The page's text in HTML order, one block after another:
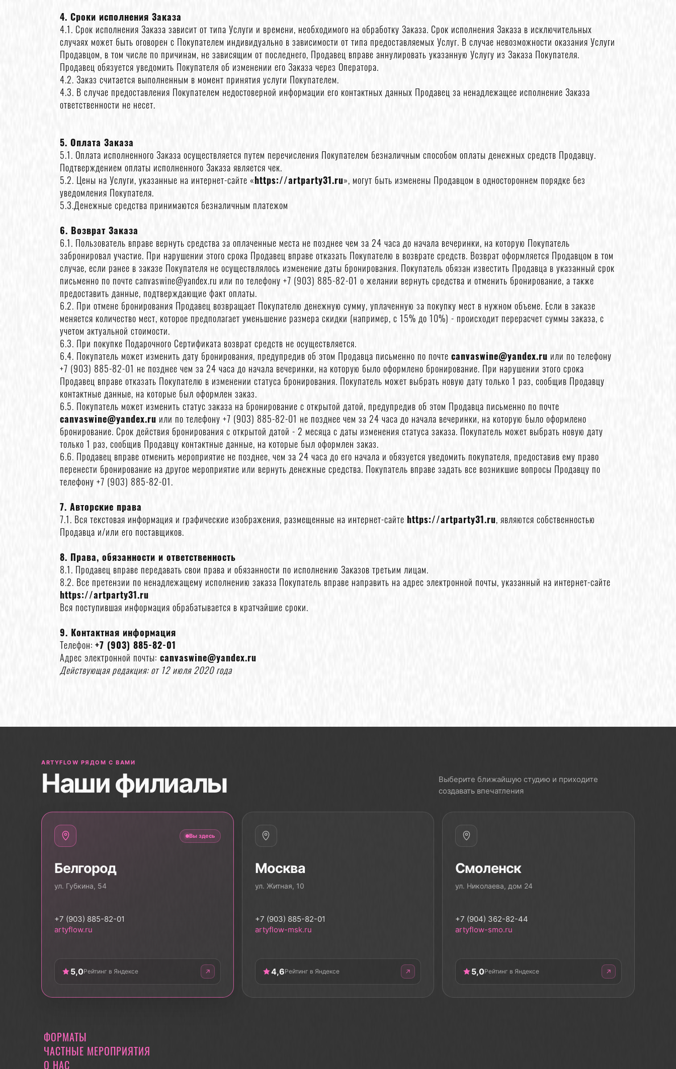
4. Сроки исполнения Заказа
4.1. Срок исполнения Заказа зависит от типа Услуги и времени, необходимого на обработку Заказа. Срок исполнения Заказа в исключительных
случаях может быть оговорен с Покупателем индивидуально в зависимости от типа предоставляемых Услуг. В случае невозможности оказания Услуги
Продавцом, в том числе по причинам, не зависящим от последнего, Продавец вправе аннулировать указанную Услугу из Заказа Покупателя.
Продавец обязуется уведомить Покупателя об изменении его Заказа через Оператора.
4.2. Заказ считается выполненным в момент принятия услуги Покупателем.
4.3. В случае предоставления Покупателем недостоверной информации его контактных данных Продавец за ненадлежащее исполнение Заказа
ответственности не несет.
5. Оплата Заказа
5.1. Оплата исполненного Заказа осуществляется путем перечисления Покупателем безналичным способом оплаты денежных средств Продавцу.
Подтверждением оплаты исполненного Заказа является чек.
5.2. Цены на Услуги, указанные на интернет-сайте «https://artparty31.ru», могут быть изменены Продавцом в одностороннем порядке без
уведомления Покупателя.
5.3.Денежные средства принимаются безналичным платежом
6. Возврат Заказа
6.1. Пользователь вправе вернуть средства за оплаченные места не позднее чем за 24 часа до начала вечеринки, на которую Покупатель
забронировал участие. При нарушении этого срока Продавец вправе отказать Покупателю в возврате средств. Возврат оформляется Продавцом в том
случае, если ранее в заказе Покупателя не осуществлялось изменение даты бронирования. Покупатель обязан известить Продавца в указанный срок
письменно по почте canvaswine@yandex.ru или по телефону +7 (903) 885-82-01 о желании вернуть средства и отменить бронирование, а также
предоставить данные, подтверждающие факт оплаты.
6.2. При отмене бронирования Продавец возвращает Покупателю денежную сумму, уплаченную за покупку мест в нужном объеме. Если в заказе
меняется количество мест, которое предполагает уменьшение размера скидки (например, с 15% до 10%) - происходит перерасчет суммы заказа, с
учетом актуальной стоимости.
6.3. При покупке Подарочного Сертификата возврат средств не осуществляется.
6.4. Покупатель может изменить дату бронирования, предупредив об этом Продавца письменно по почте canvaswine@yandex.ru или по телефону
+7 (903) 885-82-01 не позднее чем за 24 часа до начала вечеринки, на которую было оформлено бронирование. При нарушении этого срока
Продавец вправе отказать Покупателю в изменении статуса бронирования. Покупатель может выбрать новую дату только 1 раз, сообщив Продавцу
контактные данные, на которые был оформлен заказ.
6.5. Покупатель может изменить статус заказа на бронирование с открытой датой, предупредив об этом Продавца письменно по почте
canvaswine@yandex.ru или по телефону +7 (903) 885-82-01 не позднее чем за 24 часа до начала вечеринки, на которую было оформлено
бронирование. Срок действия бронирования с открытой датой - 2 месяца с даты изменения статуса заказа. Покупатель может выбрать новую дату
только 1 раз, сообщив Продавцу контактные данные, на которые был оформлен заказ.
6.6. Продавец вправе отменить мероприятие не позднее, чем за 24 часа до его начала и обязуется уведомить покупателя, предоставив ему право
перенести бронирование на другое мероприятие или вернуть денежные средства. Покупатель вправе задать все возникшие вопросы Продавцу по
телефону +7 (903) 885-82-01.
7. Авторские права
7.1. Вся текстовая информация и графические изображения, размещенные на интернет-сайте https://artparty31.ru, являются собственностью
Продавца и/или его поставщиков.
8. Права, обязанности и ответственность
8.1. Продавец вправе передавать свои права и обязанности по исполнению Заказов третьим лицам.
8.2. Все претензии по ненадлежащему исполнению заказа Покупатель вправе направить на адрес электронной почты, указанный на интернет-сайте
https://artparty31.ru
Вся поступившая информация обрабатывается в кратчайшие сроки.
9. Контактная информация
Телефон: +7 (903) 885-82-01
Адрес электронной почты: canvaswine@yandex.ru
Действующая редакция: от 12 июля 2020 года
ARTYFLOW РЯДОМ С ВАМИ
Наши филиалы
Выберите ближайшую студию и приходите
создавать впечатления
Вы здесь
Белгород
ул. Губкина, 54
+7 (903) 885-82-01
artyflow.ru
5,0Рейтинг в Яндексе
Москва
ул. Житная, 10
+7 (903) 885-82-01
artyflow-msk.ru
4,6Рейтинг в Яндексе
Смоленск
ул. Николаева, дом 24
+7 (904) 362-82-44
artyflow-smo.ru
5,0Рейтинг в Яндексе
ФОРМАТЫ
ЧАСТНЫЕ МЕРОПРИЯТИЯ
О НАС